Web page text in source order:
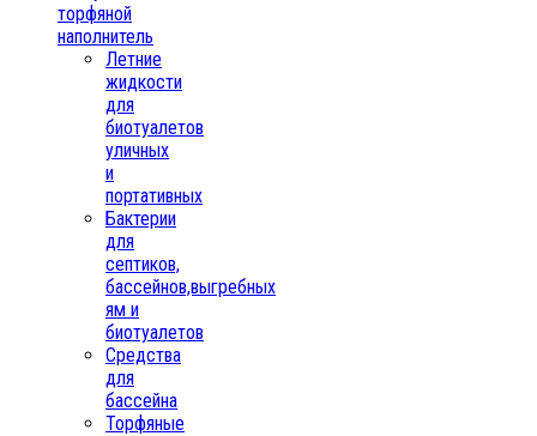
торфяной
наполнитель
Летние
жидкости
для
биотуалетов
уличных
и
портативных
Бактерии
для
септиков,
бассейнов,выгребных
ям и
биотуалетов
Средства
для
бассейна
Торфяные